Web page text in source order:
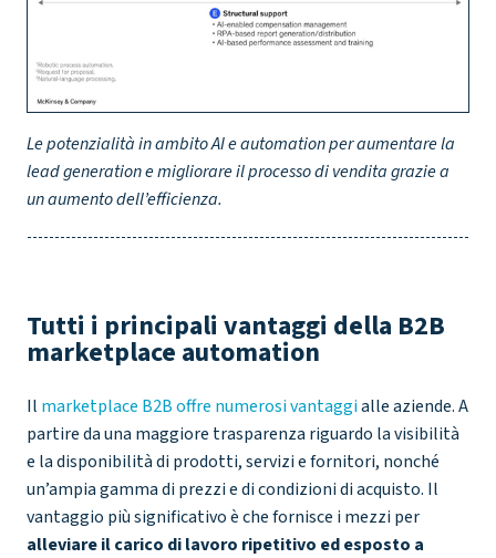
Le potenzialità in ambito AI e automation per aumentare la
lead generation e migliorare il processo di vendita grazie a
un aumento dell’efficienza.
Tutti i principali vantaggi della B2B
marketplace automation
Il marketplace B2B offre numerosi vantaggialle aziende. A
partire da una maggiore trasparenza riguardo la visibilità
e la disponibilità di prodotti, servizi e fornitori, nonché
un’ampia gamma di prezzi e di condizioni di acquisto. Il
vantaggio più significativo è che fornisce i mezzi per
alleviare il carico di lavoro ripetitivo ed esposto a